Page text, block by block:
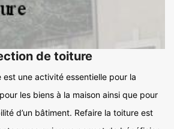
de toiture
une activité essentielle pour la
les biens à la maison ainsi que pour
d’un bâtiment. Refaire la toiture est